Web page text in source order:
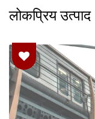
लोकप्रिय उत्पाद